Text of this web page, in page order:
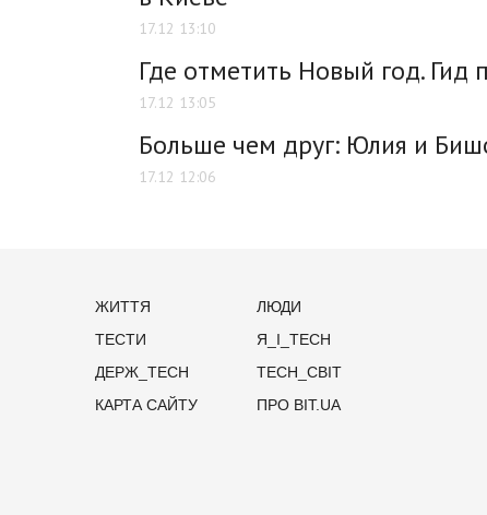
17.12 13:10
Где отметить Новый год. Гид
17.12 13:05
Больше чем друг: Юлия и
17.12 12:06
ЖИТТЯ
ЛЮДИ
ТЕСТИ
Я_І_TECH
ДЕРЖ_TECH
TECH_СВІТ
КАРТА САЙТУ
ПРО BIT.UA